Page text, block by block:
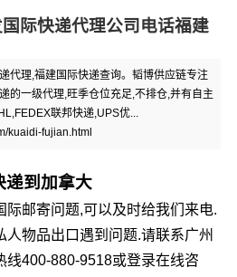
际快递代理公司电话福建
代理,福建国际快递查询。韬博供应链专注
的一级代理,旺季仓位充足,不排仓,并有自主
联邦快递,UPS优...
kuaidi-fujian.html
递到加拿大
邮寄问题,可以及时给我们来电.
物品出口遇到问题.请联系广州
线400-880-9518或登录在线咨